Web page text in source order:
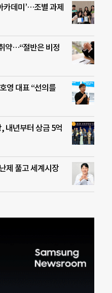
카데미’…조별 과제
약…“절반은 비정
영 대표 “선의를
내년부터 상금 5억
제 풀고 세계시장